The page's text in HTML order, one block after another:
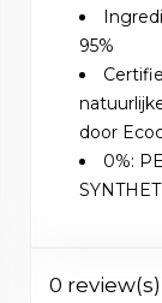
95%
door
0%:
0 review(s)